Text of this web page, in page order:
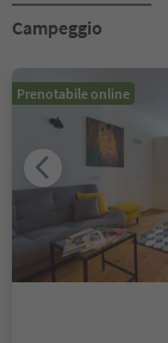
Campeggio
Prenotabile online